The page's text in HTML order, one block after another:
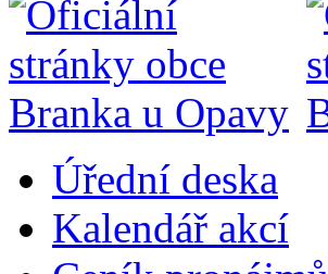
Úřední deska
Kalendář akcí